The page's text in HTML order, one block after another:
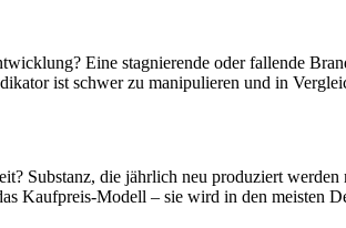
Eine stagnierende oder fallende
ist schwer zu manipulieren und in
Substanz, die jährlich neu produziert
Kaufpreis-Modell – sie wird in den meisten